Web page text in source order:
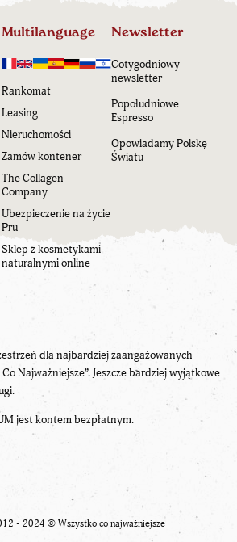
Multilanguage
Rankomat
Leasing
Nieruchomości
Zamów kontener
The Collagen
Company
Ubezpieczenie na życie
Pru
Sklep z kosmetykami
naturalnymi online
Newsletter
Cotygodniowy
newsletter
Popołudniowe
Espresso
Opowiadamy Polskę
Światu
dla najbardziej zaangażowanych
Najważniejsze”. Jeszcze bardziej wyjątkowe
jest kontem bezpłatnym.
- 2024 © Wszystko co najważniejsze